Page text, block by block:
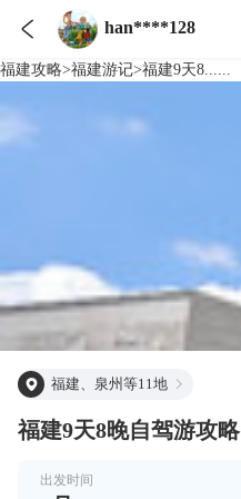
 han****128
福建攻略>福建游记>福建9天8......
福建、泉州等11地
福建9天8晚自驾游攻略
出发时间